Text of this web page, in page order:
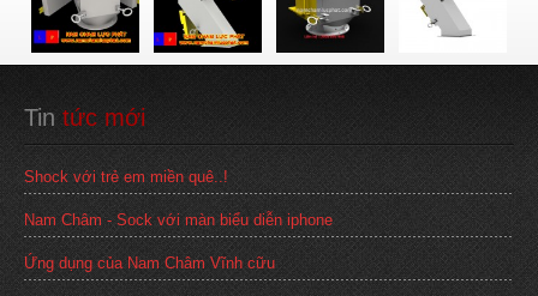
Tin tức mới
Shock với trẻ em miền quê..!
Nam Châm - Sock với màn biểu diễn iphone
Ứng dụng của Nam Châm Vĩnh cữu